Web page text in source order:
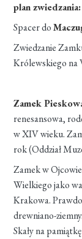
plan zwiedzania:
Spacer do
Zwiedzanie
Królewskiego na
Zamek
renesansowa,
w XIV wieku.
rok (Oddział
Zamek w
Wielkiego jako
Krakowa.
drewniano-
Skały na